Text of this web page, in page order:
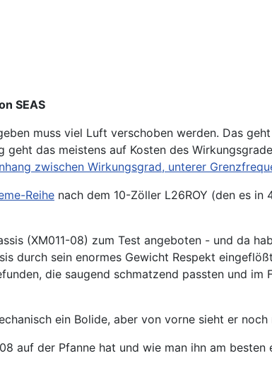
SEAS
muss viel Luft verschoben werden. Das
geht das meistens auf Kosten des
zwischen Wirkungsgrad, unterer
Reihe nach dem 10-Zöller L26ROY (den es
(XM011-08) zum Test angeboten - und da
durch sein enormes Gewicht Respekt
die saugend schmatzend passten und
ein Bolide, aber von vorne sieht er
auf der Pfanne hat und wie man ihn am besten